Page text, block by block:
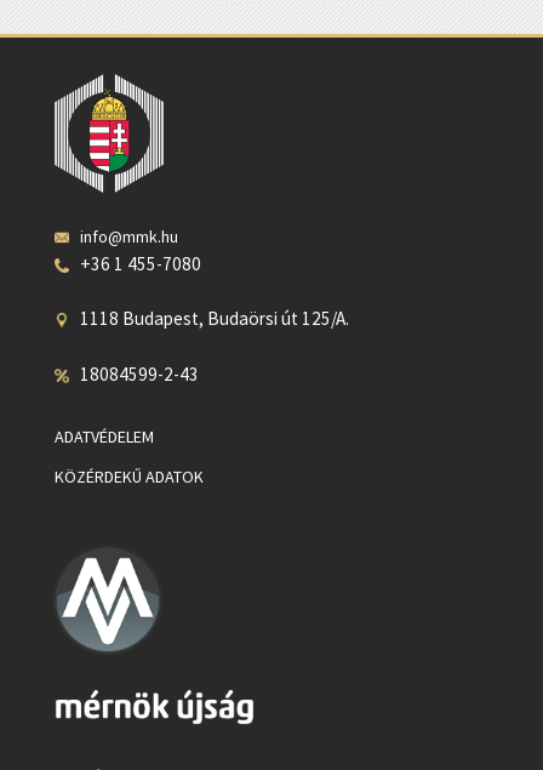
info@mmk.hu
+36 1 455-7080
1118 Budapest, Budaörsi út 125/A.
18084599-2-43
ADATVÉDELEM
KÖZÉRDEKŰ ADATOK